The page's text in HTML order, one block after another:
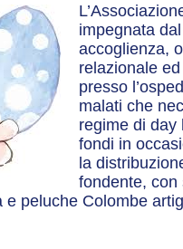
impegnata
accoglienza,
relazionale
presso
malati che
regime di day
fondi in
la
fondente, con
peluche Colombe